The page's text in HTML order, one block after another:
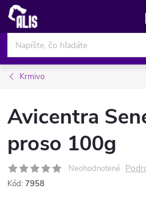
Prejsť
obsah
Krmivo
Avicentra
proso 100g
Neohodnotené
Kód: 7958